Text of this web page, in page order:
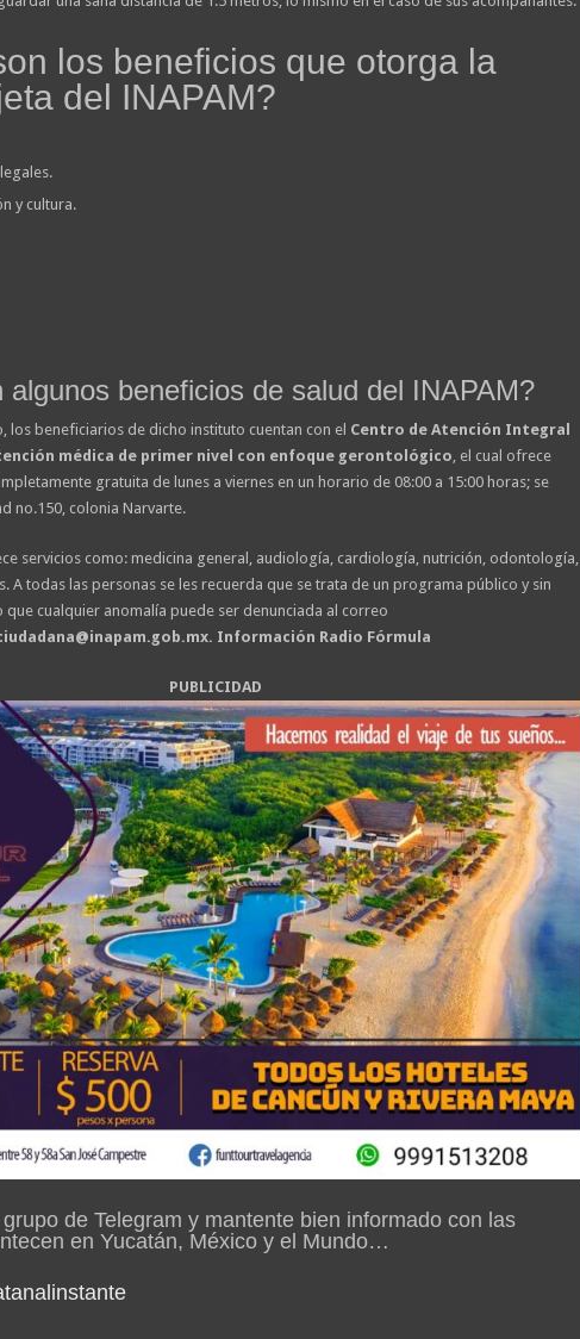
los beneficios que otorga la
del INAPAM?
y cultura.
algunos beneficios de salud del INAPAM?
los beneficiarios de dicho instituto cuentan con el Centro de Atención Integral
médica de primer nivel con enfoque gerontológico, el cual ofrece
gratuita de lunes a viernes en un horario de 08:00 a 15:00 horas; se
no.150, colonia Narvarte.
servicios como: medicina general, audiología, cardiología, nutrición, odontología,
A todas las personas se les recuerda que se trata de un programa público y sin
cualquier anomalía puede ser denunciada al correo
Información Radio Fórmula
PUBLICIDAD
de Telegram y mantente bien informado con las
en Yucatán, México y el Mundo…